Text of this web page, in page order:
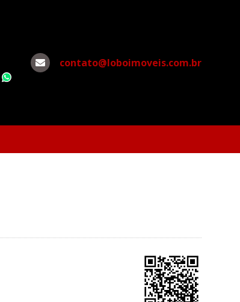
contato@loboimoveis.com.br